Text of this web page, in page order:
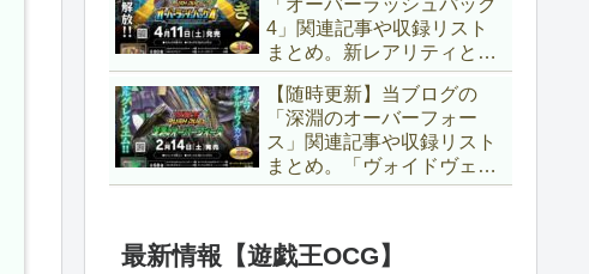
の強化に加え、幻竜族の新
テーマ「纏竜」も登場で
す！！【遊戯王ラッシュデ
ュエル】
「オーバーラッシュパック
4」関連記事や収録リスト
まとめ。新レアリティとし
てフルオーバーラッシュレ
ア仕様が初登場！！そし
て、OCGの大人気テーマ
「霊使い」も同時に実装さ
れています！！【遊戯王ラ
【随時更新】当ブログの
「深淵のオーバーフォー
ス」関連記事や収録リスト
まとめ。「ヴォイドヴェル
グ」や「夢中」、「ラ
「コスモス姫」などの人気
テーマ強化に加え、「冥
最新情報【遊戯王OCG】